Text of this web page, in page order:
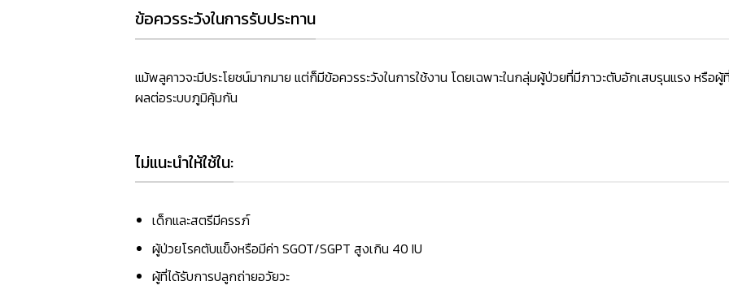
ข้อควรระวังในการรับประทาน
แม้พลูคาวจะมีประโยชน์มากมาย แต่ก็มีข้อควรระวังในการใช้งาน โดยเฉพาะในกลุ่มผู้ป่วยที่มีภาวะตับอักเสบรุนแรง หรือ
ผลต่อระบบภูมิคุ้มกัน
ไม่แนะนำให้ใช้ใน:
เด็กและสตรีมีครรภ์
ผู้ป่วยโรคตับแข็งหรือมีค่า SGOT/SGPT สูงเกิน 40 IU
ผู้ที่ได้รับการปลูกถ่ายอวัยวะ